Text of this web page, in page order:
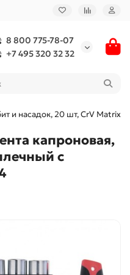
8 800 775-78-07
+7 495 320 32 32
и насадок, 20 шт, CrV Matrix
капроновая,
с